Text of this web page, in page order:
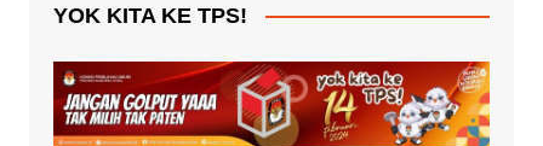
YOK KITA KE TPS!